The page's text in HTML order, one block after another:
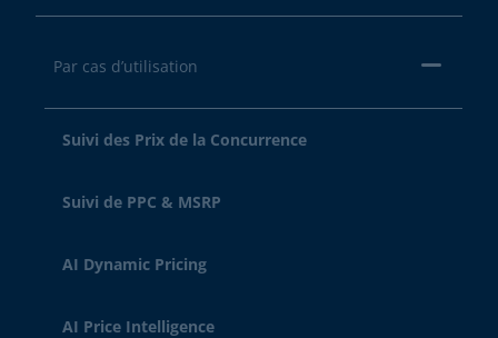
Par cas d’utilisation
Suivi des Prix de la Concurrence
Suivi de PPC & MSRP
AI Dynamic Pricing
AI Price Intelligence